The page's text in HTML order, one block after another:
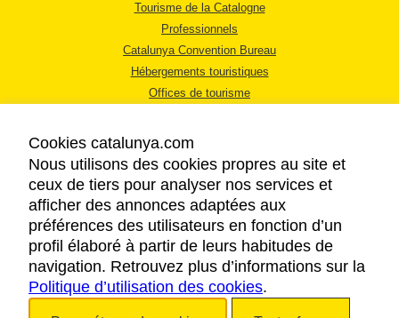
Tourisme de la Catalogne
Professionnels
Catalunya Convention Bureau
Hébergements touristiques
Offices de tourisme
MENTIONS LÉGALES
RÈGLES DE CONFIDENTIALITÉ
COOKIES
ACCESSIBILITÉ
Cookies catalunya.com
Nous utilisons des cookies propres au site et
ceux de tiers pour analyser nos services et
afficher des annonces adaptées aux
préférences des utilisateurs en fonction d’un
profil élaboré à partir de leurs habitudes de
navigation. Retrouvez plus d’informations sur la
Politique d’utilisation des cookies.